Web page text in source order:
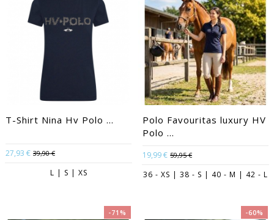
T-Shirt Nina Hv Polo ...
27,93 € 39,90 €
L | S | XS
Polo Favouritas luxury HV
Polo ...
19,99 € 59,95 €
36 - XS | 38 - S | 40 - M | 42 - L
-71% -60%